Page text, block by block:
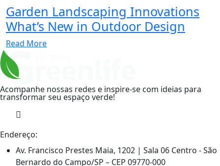
Garden Landscaping Innovations
What’s New in Outdoor Design
Read More
Acompanhe nossas redes e inspire-se com ideias para
transformar seu espaço verde!
Endereço:
Av. Francisco Prestes Maia, 1202 | Sala 06 Centro - São
Bernardo do Campo/SP – CEP 09770-000